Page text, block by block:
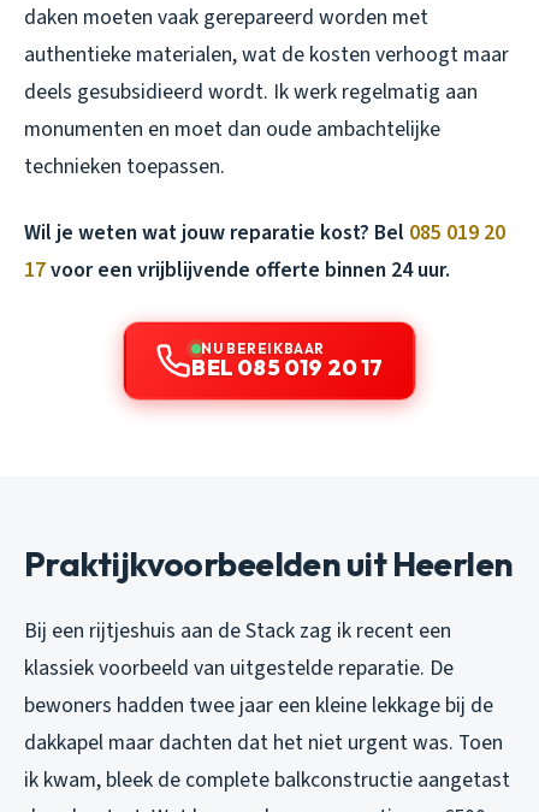
daken moeten vaak gerepareerd worden met
authentieke materialen, wat de kosten verhoogt maar
deels gesubsidieerd wordt. Ik werk regelmatig aan
monumenten en moet dan oude ambachtelijke
technieken toepassen.
Wil je weten wat jouw reparatie kost? Bel 085 019 20
17voor een vrijblijvende offerte binnen 24 uur.
NU BEREIKBAAR
BEL 085 019 20 17
Praktijkvoorbeelden uit Heerlen
Bij een rijtjeshuis aan de Stack zag ik recent een
klassiek voorbeeld van uitgestelde reparatie. De
bewoners hadden twee jaar een kleine lekkage bij de
dakkapel maar dachten dat het niet urgent was. Toen
ik kwam, bleek de complete balkconstructie aangetast